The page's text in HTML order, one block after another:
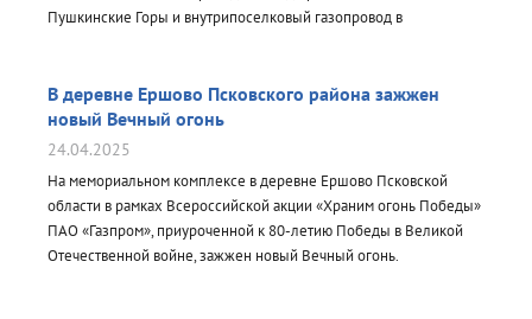
Пушкинские Горы и внутрипоселковый газопровод в
В деревне Ершово Псковского района зажжен
новый Вечный огонь
24.04.2025
На мемориальном комплексе в деревне Ершово Псковской
области в рамках Всероссийской акции «Храним огонь Победы»
ПАО «Газпром», приуроченной к 80-летию Победы в Великой
Отечественной войне, зажжен новый Вечный огонь.